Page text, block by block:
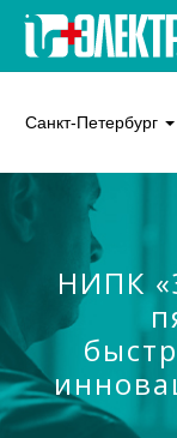
Санкт-Петербург
НИПК